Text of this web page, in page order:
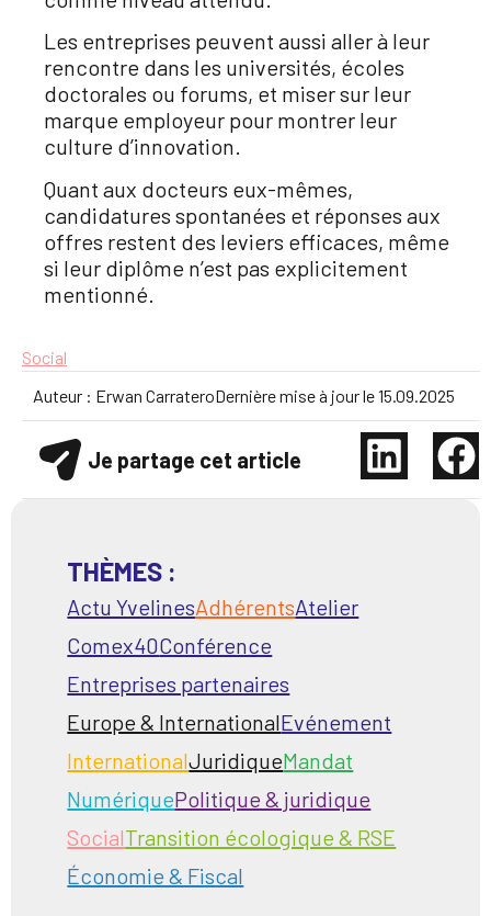
Les entreprises peuvent aussi aller à leur
rencontre dans les universités, écoles
doctorales ou forums, et miser sur leur
marque employeur pour montrer leur
culture d’innovation.
Quant aux docteurs eux-mêmes,
candidatures spontanées et réponses aux
offres restent des leviers efficaces, même
si leur diplôme n’est pas explicitement
mentionné.
Social
Auteur : Erwan CarrateroDernière mise à jour le15.09.2025
Je partage cet article
THÈMES :
Actu YvelinesAdhérentsAtelier
Comex40Conférence
Entreprises partenaires
Europe & InternationalEvénement
InternationalJuridiqueMandat
NumériquePolitique & juridique
SocialTransition écologique & RSE
Économie & Fiscal